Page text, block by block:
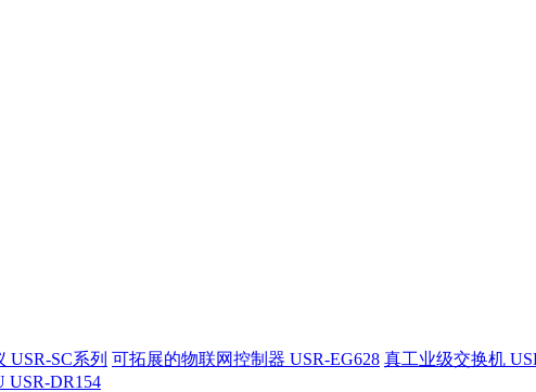
USR-SC系列 可拓展的物联网控制器 USR-EG628 真工业级交换机
USR-DR154